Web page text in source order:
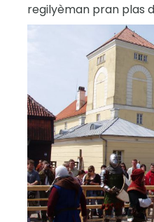
regilyèman pran plas